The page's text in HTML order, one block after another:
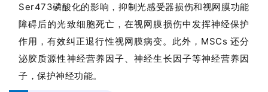
关
我
们
Ser473磷酸化的影响，抑制光感受器损伤和视网膜功能
障碍后的光致细胞死亡，在视网膜损伤中发挥神经保护
作用，有效纠正退行性视网膜病变。此外，MSCs 还分
泌胶质源性神经营养因子、神经生长因子等神经营养因
子，保护神经功能。